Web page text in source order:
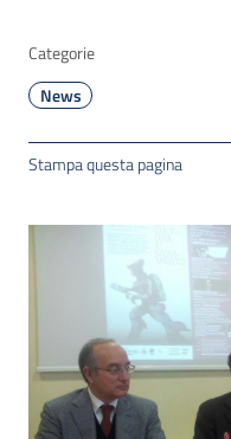
Categorie
News
Stampa questa pagina